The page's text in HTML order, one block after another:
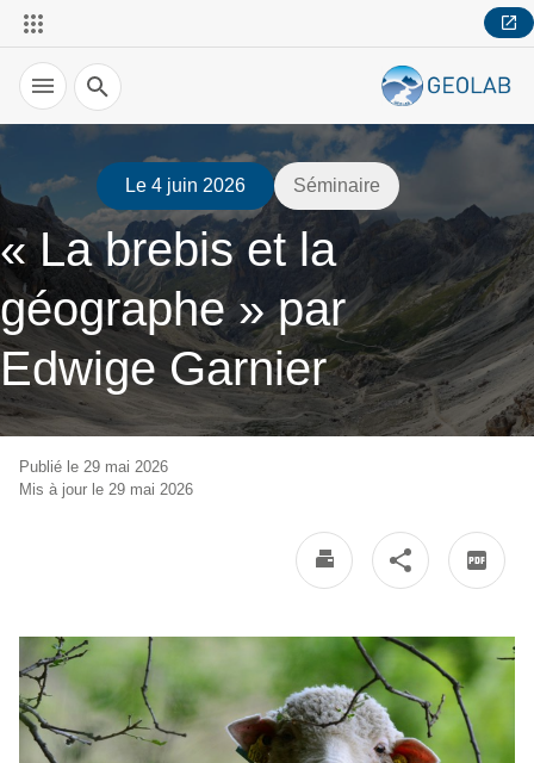
Recherche
Le 4 juin 2026 Séminaire
« La brebis et la
géographe » par
Edwige Garnier
Publié le 29 mai 2026
Mis à jour le 29 mai 2026